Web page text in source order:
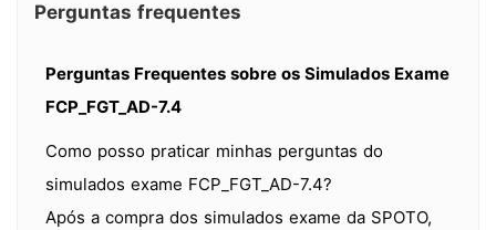
Perguntas frequentes
Perguntas Frequentes sobre os Simulados Exame
FCP_FGT_AD-7.4
Como posso praticar minhas perguntas do
simulados exame FCP_FGT_AD-7.4?
Após a compra dos simulados exame da SPOTO,